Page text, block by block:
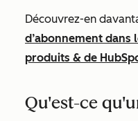
Découvrez-en
d’abonnement dans
produits & de
Qu'est-ce